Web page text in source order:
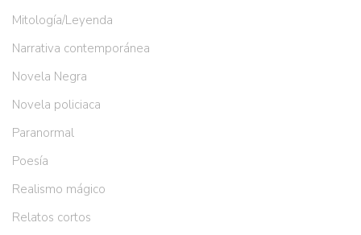
Mitología/Leyenda
Narrativa contemporánea
Novela Negra
Novela policiaca
Paranormal
Poesía
Realismo mágico
Relatos cortos